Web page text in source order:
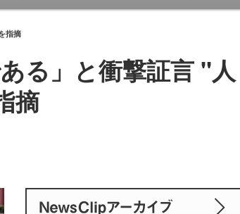
指摘
る」と衝撃証言 "人
摘